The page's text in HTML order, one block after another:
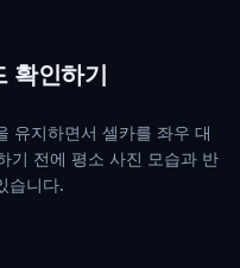
확인하기
유지하면서 셀카를 좌우 대
기 전에 평소 사진 모습과 반
습니다.